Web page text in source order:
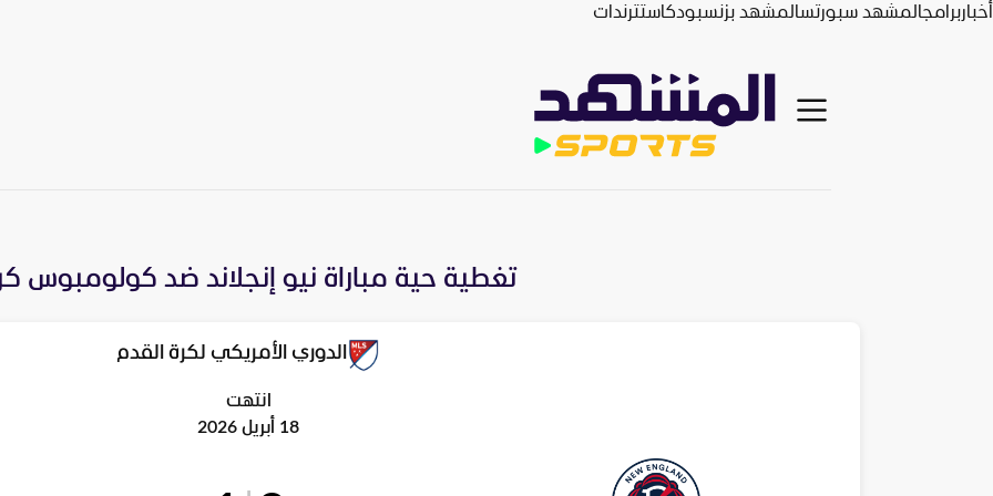
أخباربرامجالمشهد سبورتسالمشهد بزنسبودكاستترندات
تغطية حية مباراة نيو إنجلاند ضد كولومبوس
الدوري الأمريكي لكرة القدم
انتهت
18 أبريل 2026